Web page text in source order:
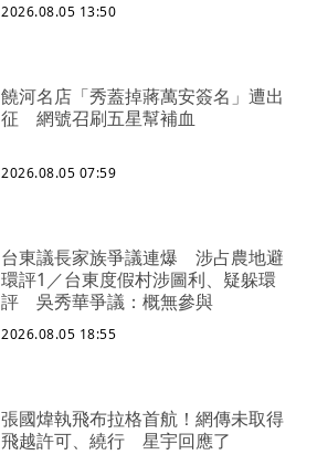
2026.08.05 13:50
饒河名店「秀蓋掉蔣萬安簽名」遭出
征 網號召刷五星幫補血
2026.08.05 07:59
台東議長家族爭議連爆 涉占農地避
環評1／台東度假村涉圖利、疑躲環
評 吳秀華爭議：概無參與
2026.08.05 18:55
張國煒執飛布拉格首航！網傳未取得
飛越許可、繞行 星宇回應了